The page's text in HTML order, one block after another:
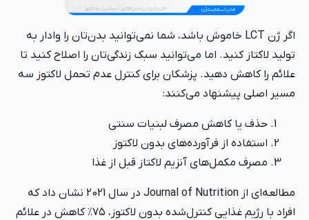
اگر ژن LCT خاموش باشد، شما نمی‌توانید بدن‌تان را وادار به
تولید لاکتاز کنید. اما می‌توانید سبک زندگی‌تان را اصلاح کنید تا
علائم را کاهش دهید. پزشکان برای کنترل عدم تحمل لاکتوز سه
مسیر اصلی پیشنهاد می‌کنند:
حذف یا کاهش مصرف لبنیات سنتی
استفاده از فرآورده‌های بدون لاکتوز
مصرف مکمل‌های آنزیم لاکتاز قبل از غذا
مطالعه‌ای از Journal of Nutrition در سال 2021 نشان داد که
افراد با رژیم غذایی کنترل‌شده بدون لاکتوز، ۷۵٪ کاهش در علائم